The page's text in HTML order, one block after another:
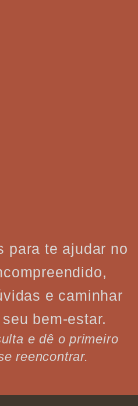
para te ajudar no
e caminhar
seu bem-estar.
e dê o primeiro
reencontrar.